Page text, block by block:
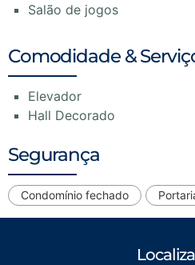
Salão de jogos
Comodidade &
Elevador
Hall Decorado
Segurança
Condomínio fechado